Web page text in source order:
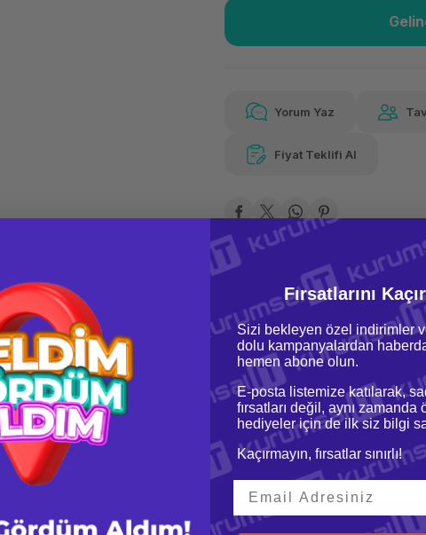
Güvenilir Alışveriş
Yorum Yaz
Fiyat Teklifi Al
Soru & Cevap Taksit Seçenekleri
Profesyonel Seri
DK Serisi
6 mm
18 mm
Fırsatlarını
Sizi bekleyen özel indirimler
dolu kampanyalardan
hemen abone olun.
E-posta listemize katılarak,
fırsatları değil, aynı
hediyeler için de ilk siz bilgi
Kaçırmayın, fırsatlar sınırlı!